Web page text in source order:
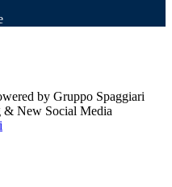
by Gruppo Spaggiari
& New Social Media